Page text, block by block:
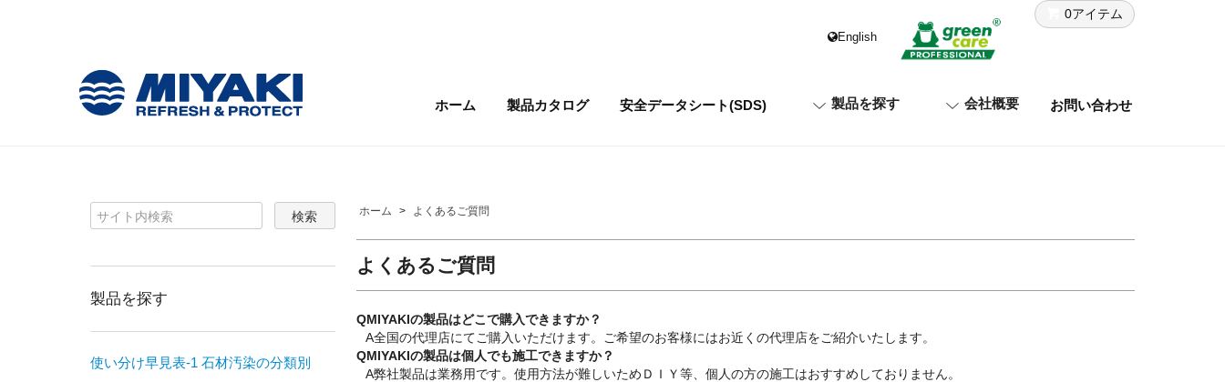
0アイテム
English
ホーム 製品カタログ 安全データシート(SDS) 製品を探す 会社概要 お問い合わせ
ホーム > よくあるご質問
よくあるご質問
QMIYAKIの製品はどこで購入できますか？
A全国の代理店にてご購入いただけます。ご希望のお客様にはお近くの代理店をご紹介いたします。
QMIYAKIの製品は個人でも施工できますか？
A弊社製品は業務用です。使用方法が難しいためＤＩＹ等、個人の方の施工はおすすめしておりません。
製品を探す
使い分け早見表-1 石材汚染の分類別